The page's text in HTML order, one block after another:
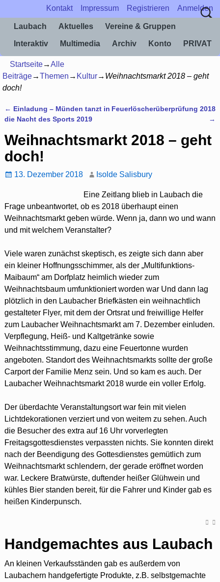
Kontakt Impressum Registrieren Anmelden
Laubach Aktuelles Vereine & Gruppen
Interaktiv Multimedia Archiv Konto PRIVAT
Startseite→Alle
Beiträge→Themen → Kultur→ Weihnachtsmarkt 2018 – geht
doch!
Artikelnavigation
← Einladung – Münden tanzt in
die Nacht des Sports 2019
Feuerlöscherüberprüfung 2018
→
Weihnachtsmarkt 2018 – geht
doch!
13. Dezember 2018 Isolde Salisbury
Eine Zeitlang blieb in Laubach die
Frage unbeantwortet, ob es 2018 überhaupt einen
Weihnachtsmarkt geben würde. Wenn ja, dann wo und wann
und mit welchem Veranstalter?
Viele waren zunächst skeptisch, es zeigte sich dann aber
ein kleiner Hoffnungsschimmer, als der „Multifunktions-
Maibaum“ am Dorfplatz heimlich wieder zum
Weihnachtsbaum umfunktioniert worden war Und dann lag
plötzlich in den Laubacher Briefkästen ein weihnachtlich
gestalteter Flyer, mit dem der Ortsrat und freiwillige Helfer
zum Laubacher Weihnachtsmarkt am 7. Dezember einluden.
Verpflegung, Heiß- und Kaltgetränke sowie
Weihnachtsstimmung, dazu eine Feuertonne wurden
angeboten. Standort des Weihnachtsmarkts sollte der große
Carport der Familie Menz sein. Und so kam es auch. Der
Laubacher Weihnachtsmarkt 2018 wurde ein voller Erfolg.
Der überdachte Veranstaltungsort war fein mit vielen
Lichtdekorationen verziert und von weitem zu sehen. Auch
die Besucher des extra auf 16 Uhr vorverlegten
Freitagsgottesdienstes verpassten nichts. Sie konnten direkt
nach der Beendigung des Gottesdienstes gemütlich zum
Weihnachtsmarkt schlendern, der gerade eröffnet worden
war. Leckere Bratwürste, duftender heißer Glühwein und
kühles Bier standen bereit, für die Fahrer und Kinder gab es
heißen Kinderpunsch.
Handgemachtes aus Laubach
An kleinen Verkaufsständen gab es außerdem von
Laubachern handgefertigte Produkte, z.B. selbstgemachte